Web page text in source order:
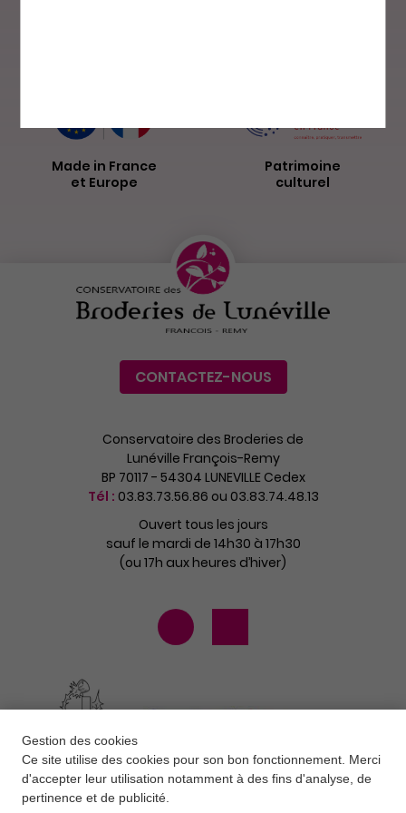
Gestion des cookies
Ce site utilise des cookies pour son bon fonctionnement. Merci
d'accepter leur utilisation notamment à des fins d'analyse, de
pertinence et de publicité.
Made in France
et Europe
Patrimoine
culturel
CONTACTEZ-NOUS
Conservatoire des Broderies de
Lunéville François-Remy
BP 70117 - 54304 LUNEVILLE Cedex
Tél : 03.83.73.56.86 ou 03.83.74.48.13
Ouvert tous les jours
sauf le mardi de 14h30 à 17h30
(ou 17h aux heures d’hiver)